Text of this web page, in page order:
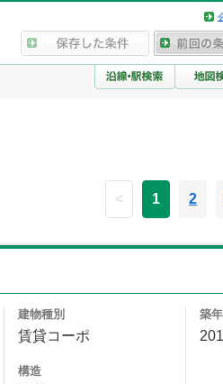
< 1 2
建物種別
賃貸コーポ
構造
築年